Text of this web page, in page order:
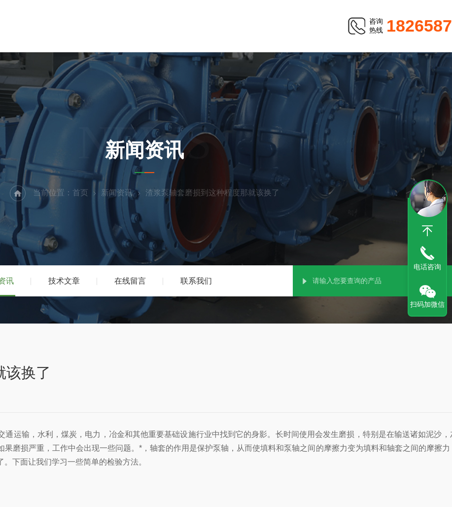
咨询
热线
讯 技术文章 在线留言 联系我们
NEWS
新闻资讯
当前位置： 首页 新闻资讯 渣浆泵轴套磨损到这种程度那就该换了
该换了
通运输，水利，煤炭，电力，冶金和其他重要基础设施行业中找到它的身影。长时间使用会发生磨损，特别是在输送诸如泥沙，
磨损严重，工作中会出现一些问题。*，轴套的作用是保护泵轴，从而使填料和泵轴之间的摩擦力变为填料和轴套之间的摩擦
下面让我们学习一些简单的检验方法。
电话咨询
扫码加微信